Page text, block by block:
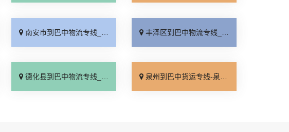
南安市到巴中物流专线_多少一吨「每日发车」 丰泽区到巴中物流专线_高效运输「全程定位」
德化县到巴中物流专线_直达往返「按时送达」 泉州到巴中货运专线-泉州到巴中物流公司_高效快运「一站式托运」